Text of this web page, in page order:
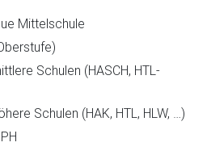
Mittelschule
Schulen (HASCH, HTL-
Schulen (HAK, HTL, HLW, …)